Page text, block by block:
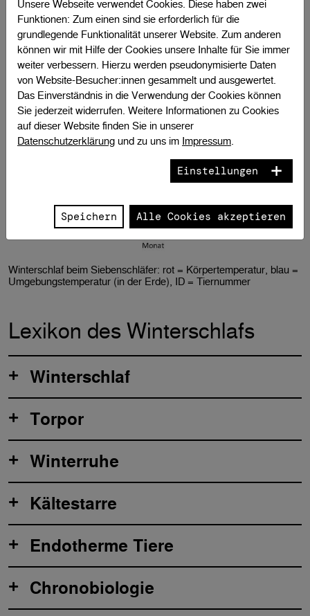
Muskeln dabei geschützt?
Wissenschafter:innen gehen diesen Fragen in
international vernetzten Forschungsprojekten auf
den Grund und analysieren dabei die Ruhephasen
unterschiedlichster Spezies. Im Visier sind dabei
nicht zuletzt Reparaturmechanismen auf Zellebene,
die den Tieren ein gesundes und teilweise sogar
längeres Leben bescheren als Nichtwinterschläfern.
Winterschlaf beim Siebenschläfer: rot = Körpertemperatur, blau =
Umgebungstemperatur (in der Erde), ID = Tiernummer
Lexikon des Winterschlafs
Winterschlaf
Torpor
Winterruhe
Kältestarre
Endotherme Tiere
Chronobiologie
Unsere Webseite verwendet Cookies. Diese haben zwei
Funktionen: Zum einen sind sie erforderlich für die
grundlegende Funktionalität unserer Website. Zum anderen
können wir mit Hilfe der Cookies unsere Inhalte für Sie immer
weiter verbessern. Hierzu werden pseudonymisierte Daten
von Website-Besucher:innen gesammelt und ausgewertet.
Das Einverständnis in die Verwendung der Cookies können
Sie jederzeit widerrufen. Weitere Informationen zu Cookies
auf dieser Website finden Sie in unserer
Datenschutzerklärung und zu uns im Impressum
Einstellungen
Speichern Alle Cookies akzeptieren